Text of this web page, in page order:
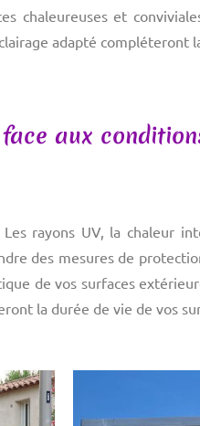
chaleureuses et
adapté compléteront
aux
rayons UV, la chaleur
des mesures de
de vos surfaces
la durée de vie de vos